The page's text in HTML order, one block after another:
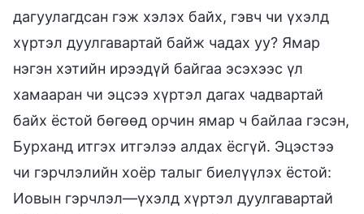
дагуулагдсан гэж хэлэх байх, гэвч чи үхэлд
хүртэл дуулгавартай байж чадах уу? Ямар
нэгэн хэтийн ирээдүй байгаа эсэхээс үл
хамааран чи эцсээ хүртэл дагах чадвартай
байх ёстой бөгөөд орчин ямар ч байлаа гэсэн,
Бурханд итгэх итгэлээ алдах ёсгүй. Эцэстээ
чи гэрчлэлийн хоёр талыг биелүүлэх ёстой:
Иовын гэрчлэл—үхэлд хүртэл дуулгавартай